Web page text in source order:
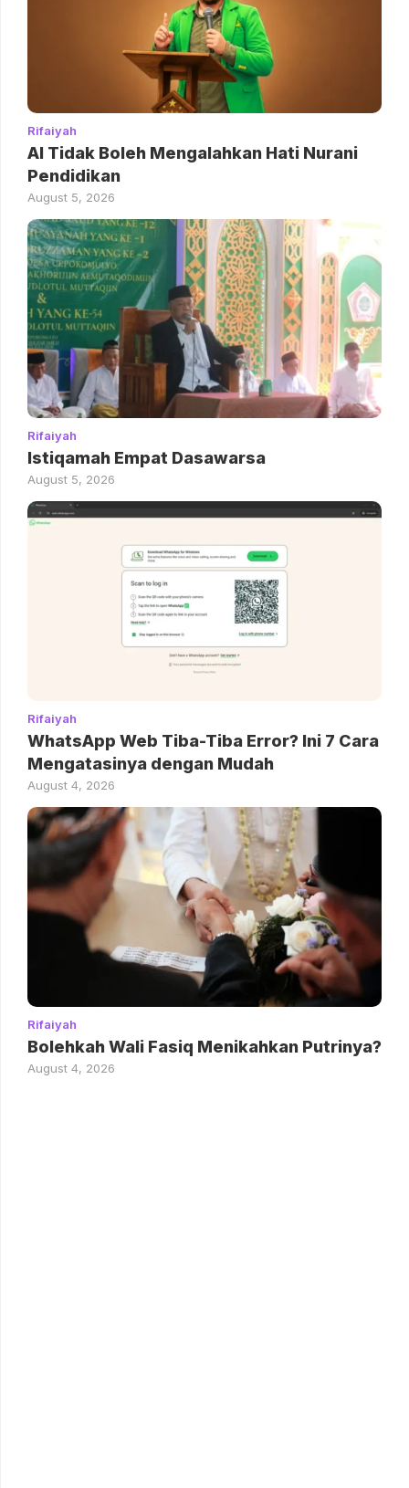
Rifaiyah
AI Tidak Boleh Mengalahkan Hati Nurani
Pendidikan
August 5, 2026
Rifaiyah
Istiqamah Empat Dasawarsa
August 5, 2026
Rifaiyah
WhatsApp Web Tiba-Tiba Error? Ini 7 Cara
Mengatasinya dengan Mudah
August 4, 2026
Rifaiyah
Bolehkah Wali Fasiq Menikahkan Putrinya?
August 4, 2026